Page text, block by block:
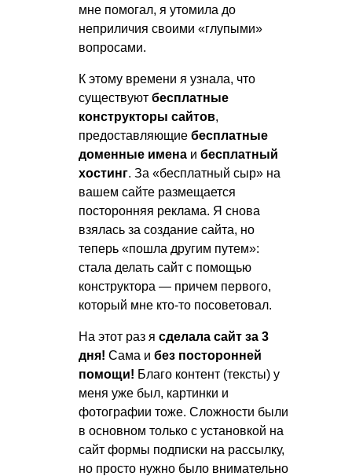
мне помогал, я утомила до
неприличия своими «глупыми»
вопросами.
К этому времени я узнала, что
существуют бесплатные
конструкторы сайтов,
предоставляющие бесплатные
доменные имена и бесплатный
хостинг. За «бесплатный сыр» на
вашем сайте размещается
посторонняя реклама. Я снова
взялась за создание сайта, но
теперь «пошла другим путем»:
стала делать сайт с помощью
конструктора — причем первого,
который мне кто-то посоветовал.
На этот раз я сделала сайт за 3
дня! Сама и без посторонней
помощи! Благо контент (тексты) у
меня уже был, картинки и
фотографии тоже. Сложности были
в основном только с установкой на
сайт формы подписки на рассылку,
но просто нужно было внимательно